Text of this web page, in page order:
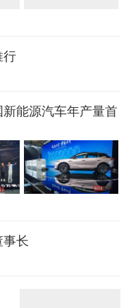
行
能源汽车年产量首
事长